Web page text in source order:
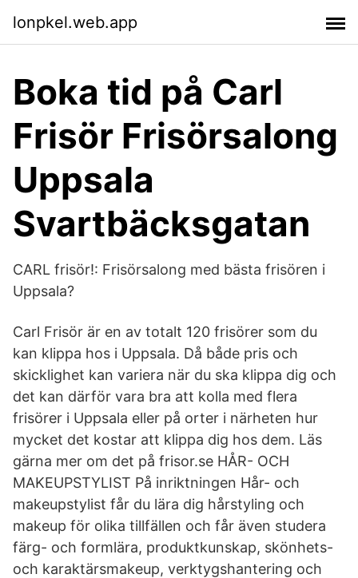
lonpkel.web.app
Boka tid på Carl
Frisör Frisörsalong
Uppsala
Svartbäcksgatan
CARL frisör!: Frisörsalong med bästa frisören i
Uppsala?
Carl Frisör är en av totalt 120 frisörer som du
kan klippa hos i Uppsala. Då både pris och
skicklighet kan variera när du ska klippa dig och
det kan därför vara bra att kolla med flera
frisörer i Uppsala eller på orter i närheten hur
mycket det kostar att klippa dig hos dem. Läs
gärna mer om det på frisor.se HÅR- OCH
MAKEUPSTYLIST På inriktningen Hår- och
makeupstylist får du lära dig hårstyling och
makeup för olika tillfällen och får även studera
färg- och formlära, produktkunskap, skönhets-
och karaktärsmakeup, verktygshantering och